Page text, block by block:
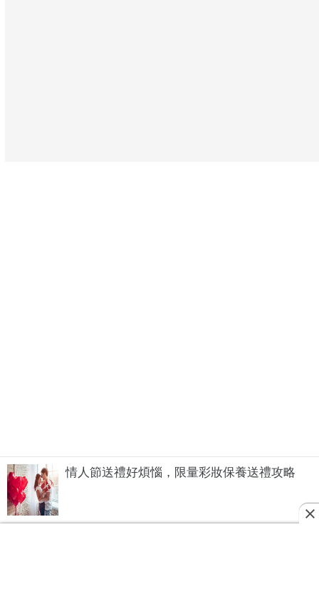
情人節送禮好煩惱，限量彩妝保養送禮攻略